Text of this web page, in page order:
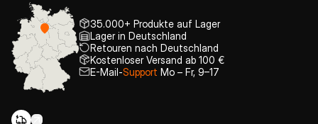
35.000+ Produkte auf Lager
Lager in Deutschland
Retouren nach Deutschland
Kostenloser Versand ab 100 €
E-Mail-Support Mo – Fr, 9–17